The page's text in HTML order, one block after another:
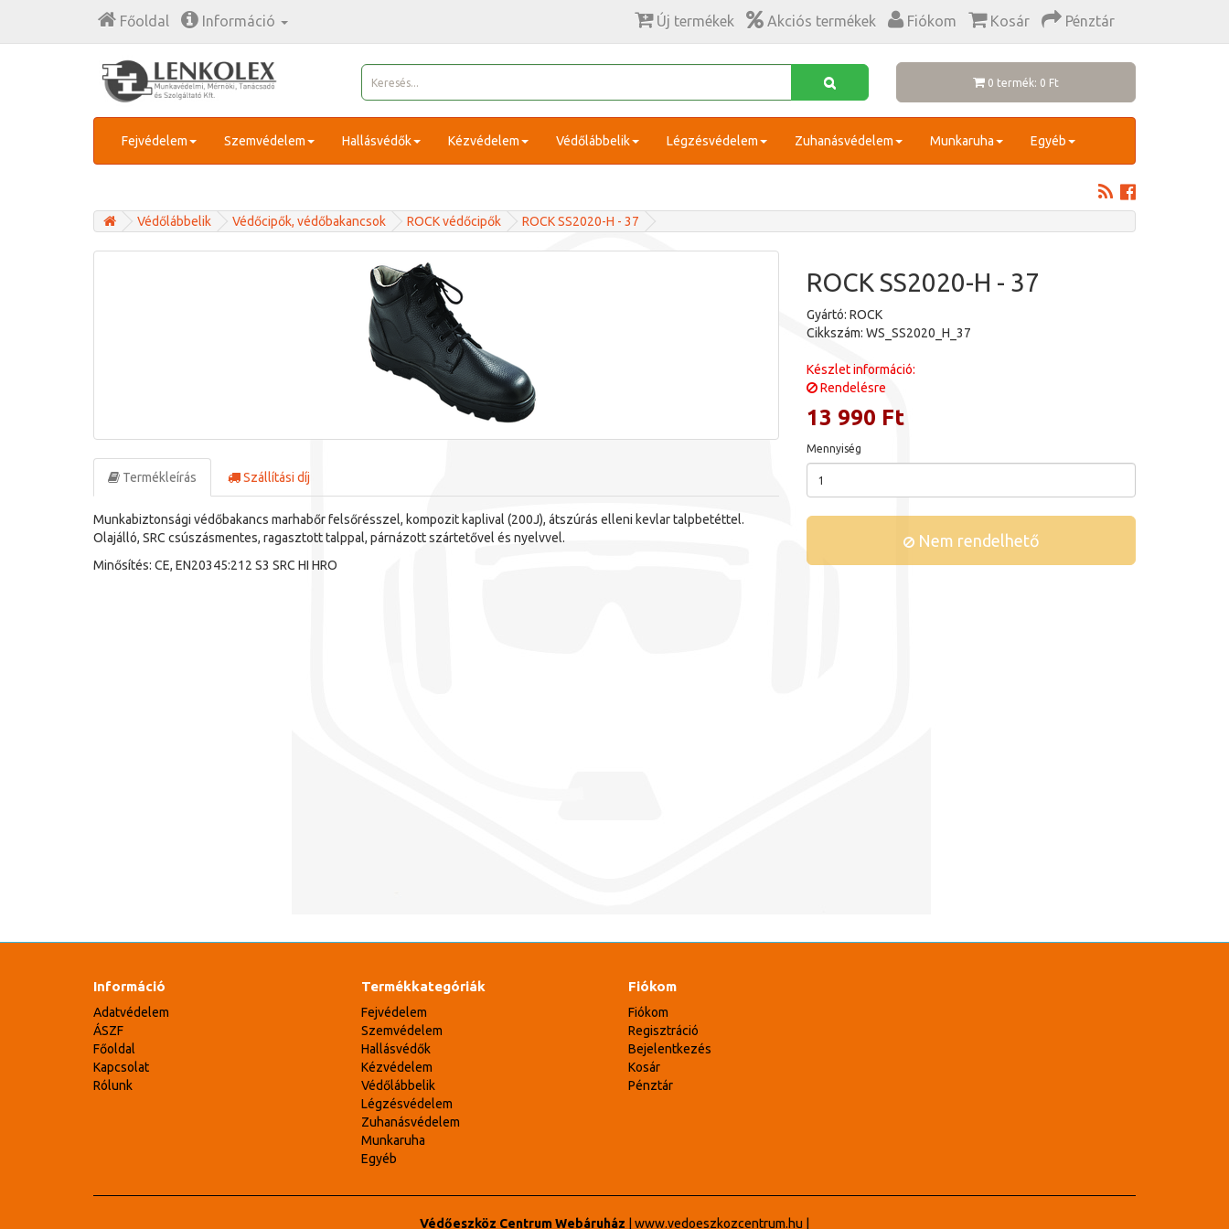
Főoldal Információ Új termékek Akciós termékek Fiókom Kosár Pénztár
0 termék: 0 Ft
Fejvédelem Szemvédelem Hallásvédők Kézvédelem Védőlábbelik Légzésvédelem Zuhanásvédelem Munkaruha Egyéb
Védőlábbelik Védőcipők, védőbakancsok ROCK védőcipők ROCK SS2020-H - 37
Termékleírás Szállítási díj
Munkabiztonsági védőbakancs marhabőr felsőrésszel, kompozit kaplival (200J), átszúrás elleni kevlar talpbetéttel.
Olajálló, SRC csúszásmentes, ragasztott talppal, párnázott szártetővel és nyelvvel.
Minősítés: CE, EN20345:212 S3 SRC HI HRO
ROCK SS2020-H - 37
Gyártó: ROCK
Cikkszám: WS_SS2020_H_37
Készlet információ:
Rendelésre
13 990 Ft
Mennyiség
Nem rendelhető
Információ
Adatvédelem
ÁSZF
Főoldal
Kapcsolat
Rólunk
Termékkategóriák
Fejvédelem
Szemvédelem
Hallásvédők
Kézvédelem
Védőlábbelik
Légzésvédelem
Zuhanásvédelem
Munkaruha
Egyéb
Fiókom
Fiókom
Regisztráció
Bejelentkezés
Kosár
Pénztár
Védőeszköz Centrum Webáruház www.vedoeszkozcentrum.hu